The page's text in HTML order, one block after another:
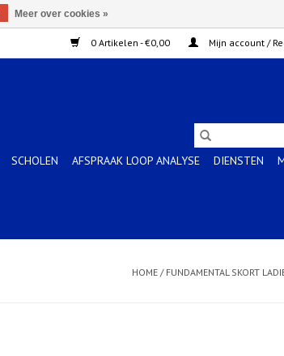
0 Artikelen - €0,00 Mijn account /
SCHOLEN AFSPRAAK LOOP ANALYSE DIENSTEN
HOME / FUNDAMENTAL SKORT
Meer over cookies »